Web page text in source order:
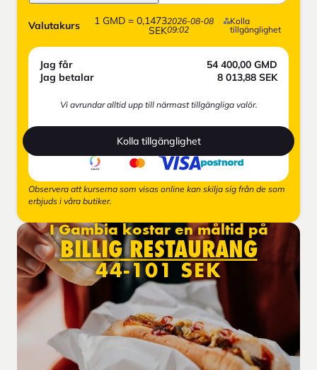
Valutakurs 1 GMD= 0,1473
SEK
2026-08-08
09:02
Kolla
tillgänglighet
Jag får 54 400,00 GMD
Jag betalar
8 013,88 SEK
Vi avrundar alltid upp till närmast tillgängliga valör.
Kolla tillgänglighet
Observera att kurserna som visas online kan skilja sig från de som
erbjuds i våra butiker.
I Gambia kostar en måltid på
BILLIG RESTAURANG
44-101 SEK